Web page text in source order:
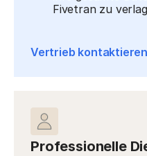
Fivetran zu
Vertrieb kontaktieren
Professionelle